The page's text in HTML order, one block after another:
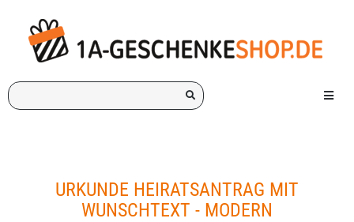
Ich
suche
Menü
URKUNDE HEIRATSANTRAG MIT
WUNSCHTEXT - MODERN